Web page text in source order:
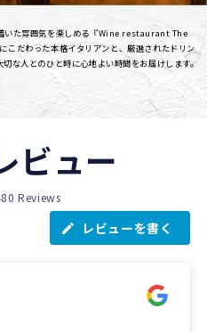
いた雰囲気を楽しめる『Wine restaurant The
だわった本格イタリアンと、厳選されたドリン
な人とのひと時に心地よい時間をお届けします。
ビュー
Reviews
レビューを書く